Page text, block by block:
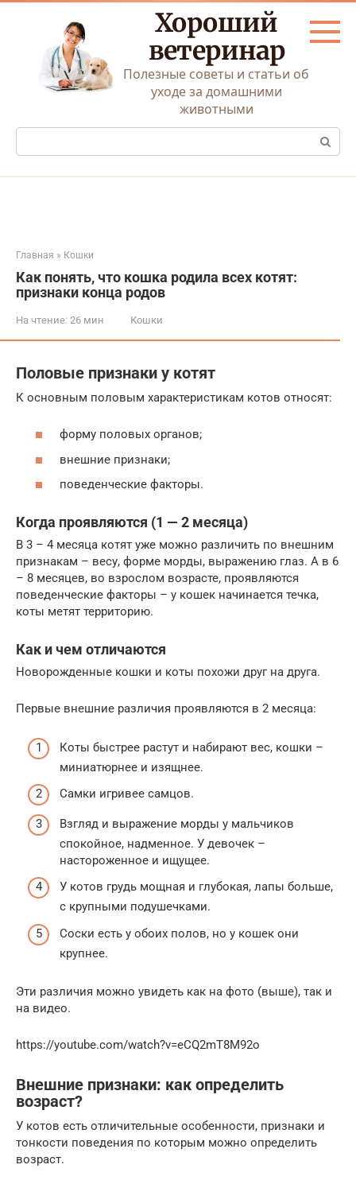
Перейти
Хороший
ветеринар
Полезные советы и статьи об
уходе за домашними
животными
Поиск:
Главная » Кошки
Как понять, что кошка родила всех котят:
признаки конца родов
На чтение: 26 мин Кошки
Половые признаки у котят
К основным половым характеристикам котов относят:
форму половых органов;
внешние признаки;
поведенческие факторы.
Когда проявляются (1 — 2 месяца)
В 3 – 4 месяца котят уже можно различить по внешним
признакам – весу, форме морды, выражению глаз. А в 6
– 8 месяцев, во взрослом возрасте, проявляются
поведенческие факторы – у кошек начинается течка,
коты метят территорию.
Как и чем отличаются
Новорожденные кошки и коты похожи друг на друга.
Первые внешние различия проявляются в 2 месяца:
Коты быстрее растут и набирают вес, кошки –
миниатюрнее и изящнее.
Самки игривее самцов.
Взгляд и выражение морды у мальчиков
спокойное, надменное. У девочек –
настороженное и ищущее.
У котов грудь мощная и глубокая, лапы больше,
с крупными подушечками.
Соски есть у обоих полов, но у кошек они
крупнее.
Эти различия можно увидеть как на фото (выше), так и
на видео.
https://youtube.com/watch?v=eCQ2mT8M92o
Внешние признаки: как определить
возраст?
У котов есть отличительные особенности, признаки и
тонкости поведения по которым можно определить
возраст.